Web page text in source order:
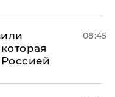
08:45